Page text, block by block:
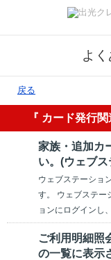
よ
戻る
『 カード発行
家族・追加カ
い。(ウェブ
ウェブステーショ
す。 ウェブステー
ョンにログインし
ご利用明細照
の一覧に表示